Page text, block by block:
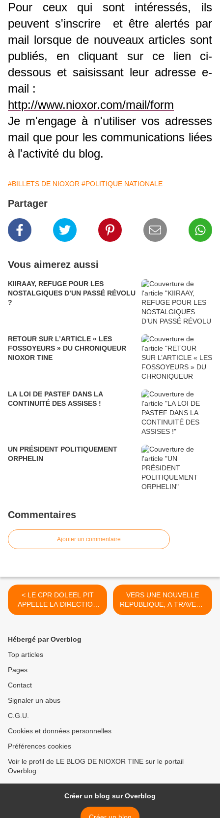
Pour ceux qui sont intéressés, ils
peuvent s'inscrire et être alertés par
mail lorsque de nouveaux articles sont
publiés, en cliquant sur ce lien ci-
dessous et saisissant leur adresse e-
mail :
http://www.nioxor.com/mail/form
Je m'engage à n'utiliser vos adresses
mail que pour les communications liées
à l'activité du blog.
#BILLETS DE NIOXOR #POLITIQUE NATIONALE
Partager
Vous aimerez aussi
KIIRAAY, REFUGE POUR LES
NOSTALGIQUES D’UN PASSÉ RÉVOLU
?
RETOUR SUR L’ARTICLE « LES
FOSSOYEURS » DU CHRONIQUEUR
NIOXOR TINE
LA LOI DE PASTEF DANS LA
CONTINUITÉ DES ASSISES !
UN PRÉSIDENT POLITIQUEMENT
ORPHELIN
Commentaires
Ajouter un commentaire
< LE CPR DOLEEL PIT
APPELLE LA DIRECTION
DU PARTI À SE RESSAISIR
VERS UNE NOUVELLE
REPUBLIQUE, A TRAVERS
UNE
Hébergé par Overblog
Top articles
Pages
Contact
Signaler un abus
C.G.U.
Cookies et données personnelles
Préférences cookies
Voir le profil de LE BLOG DE NIOXOR TINE sur le portail
Overblog
Créer un blog sur Overblog